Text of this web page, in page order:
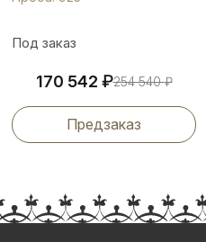
Под заказ
170 542 ₽254 540₽
Предзаказ